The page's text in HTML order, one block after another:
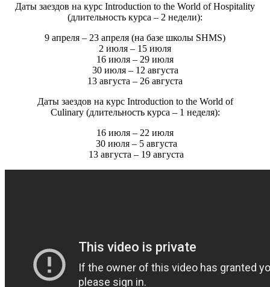
Даты заездов на курс Introduction to the World of Hospitality
(длительность курса – 2 недели):
9 апреля – 23 апреля (на базе школы SHMS)
2 июля – 15 июля
16 июля – 29 июля
30 июля – 12 августа
13 августа – 26 августа
Даты заездов на курс Introduction to the World of
Culinary (длительность курса – 1 неделя):
16 июля – 22 июля
30 июля – 5 августа
13 августа – 19 августа